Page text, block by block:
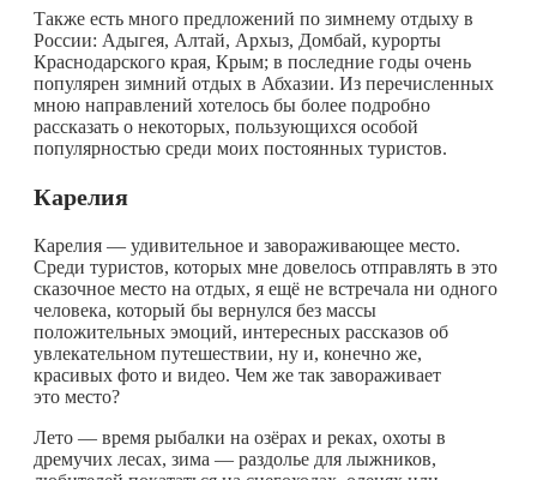
Также есть много предложений по зимнему отдыху в
России: Адыгея, Алтай, Архыз, Домбай, курорты
Краснодарского края, Крым; в последние годы очень
популярен зимний отдых в Абхазии. Из перечисленных
мною направлений хотелось бы более подробно
рассказать о некоторых, пользующихся особой
популярностью среди моих постоянных туристов.
Карелия
Карелия — удивительное и завораживающее место.
Среди туристов, которых мне довелось отправлять в это
сказочное место на отдых, я ещё не встречала ни одного
человека, который бы вернулся без массы
положительных эмоций, интересных рассказов об
увлекательном путешествии, ну и, конечно же,
красивых фото и видео. Чем же так завораживает
это место?
Лето — время рыбалки на озёрах и реках, охоты в
дремучих лесах, зима — раздолье для лыжников,